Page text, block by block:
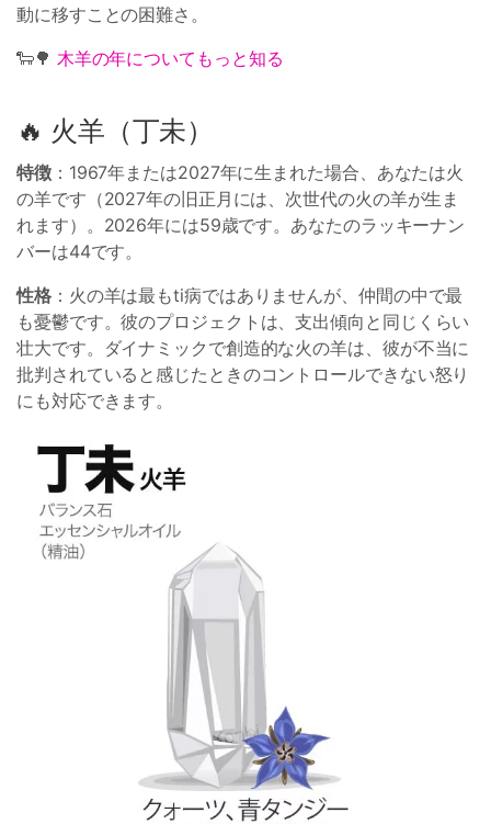
動に移すことの困難さ。
🐑🌳 木羊の年についてもっと知る
🔥 火羊（丁未）
特徴：1967年または2027年に生まれた場合、あなたは火
の羊です（2027年の旧正月には、次世代の火の羊が生ま
れます）。2026年には59歳です。あなたのラッキーナン
バーは44です。
性格：火の羊は最もti病ではありませんが、仲間の中で最
も憂鬱です。彼のプロジェクトは、支出傾向と同じくらい
壮大です。ダイナミックで創造的な火の羊は、彼が不当に
批判されていると感じたときのコントロールできない怒り
にも対応できます。